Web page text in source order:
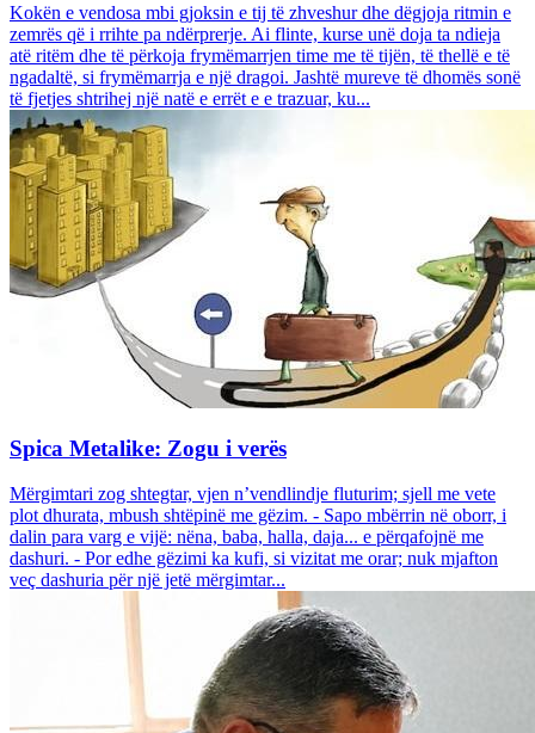
Kokën e vendosa mbi gjoksin e tij të zhveshur dhe dëgjoja ritmin e
zemrës që i rrihte pa ndërprerje. Ai flinte, kurse unë doja ta ndieja
atë ritëm dhe të përkoja frymëmarrjen time me të tijën, të thellë e të
ngadaltë, si frymëmarrja e një dragoi. Jashtë mureve të dhomës sonë
të fjetjes shtrihej një natë e errët e e trazuar, ku...
Spica Metalike: Zogu i verës
Mërgimtari zog shtegtar, vjen n’vendlindje fluturim; sjell me vete
plot dhurata, mbush shtëpinë me gëzim. - Sapo mbërrin në oborr, i
dalin para varg e vijë: nëna, baba, halla, daja... e përqafojnë me
dashuri. - Por edhe gëzimi ka kufi, si vizitat me orar; nuk mjafton
veç dashuria për një jetë mërgimtar...